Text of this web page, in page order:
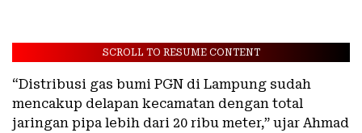
SCROLL TO RESUME CONTENT
“Distribusi gas bumi PGN di Lampung sudah
mencakup delapan kecamatan dengan total
jaringan pipa lebih dari 20 ribu meter,” ujar Ahmad